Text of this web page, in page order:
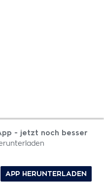
- jetzt noch besser
APP HERUNTERLADEN